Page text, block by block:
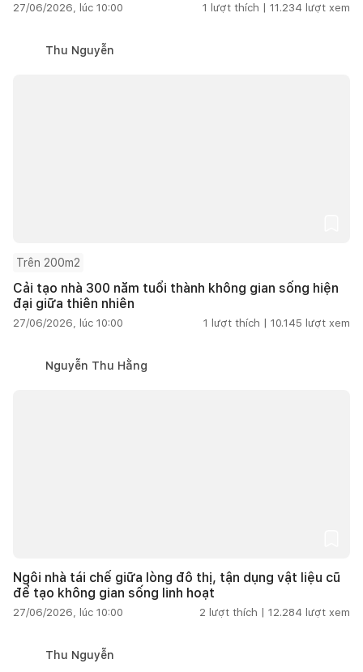
27/06/2026, lúc 10:00 1 lượt thích | 11.234 lượt xem
Thu Nguyễn
Trên 200m2
Cải tạo nhà 300 năm tuổi thành không gian sống hiện
đại giữa thiên nhiên
27/06/2026, lúc 10:00 1 lượt thích | 10.145 lượt xem
Nguyễn Thu Hằng
Ngôi nhà tái chế giữa lòng đô thị, tận dụng vật liệu cũ
để tạo không gian sống linh hoạt
27/06/2026, lúc 10:00 2 lượt thích | 12.284 lượt xem
Thu Nguyễn